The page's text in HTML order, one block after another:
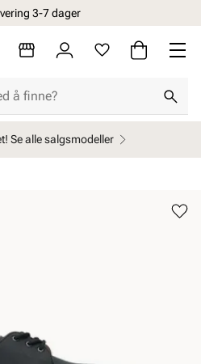
3-7 dager
Se alle salgsmodeller